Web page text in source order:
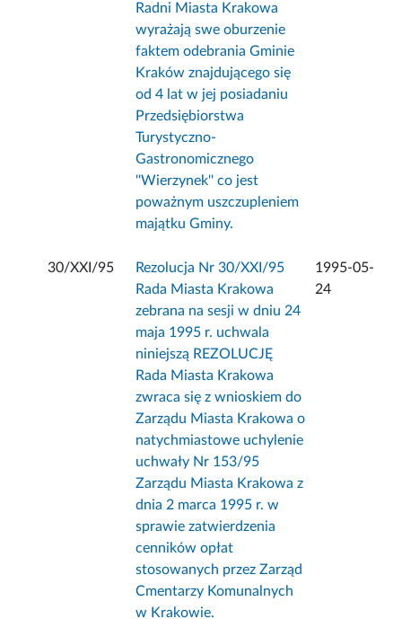
Radni Miasta Krakowa
wyrażają swe oburzenie
faktem odebrania Gminie
Kraków znajdującego się
od 4 lat w jej posiadaniu
Przedsiębiorstwa
Turystyczno-
Gastronomicznego
''Wierzynek'' co jest
poważnym uszczupleniem
majątku Gminy.
30/XXI/95
Rezolucja Nr 30/XXI/95
Rada Miasta Krakowa
zebrana na sesji w dniu 24
maja 1995 r. uchwala
niniejszą REZOLUCJĘ
Rada Miasta Krakowa
zwraca się z wnioskiem do
Zarządu Miasta Krakowa o
natychmiastowe uchylenie
uchwały Nr 153/95
Zarządu Miasta Krakowa z
dnia 2 marca 1995 r. w
sprawie zatwierdzenia
cenników opłat
stosowanych przez Zarząd
Cmentarzy Komunalnych
w Krakowie.
1995-05-
24